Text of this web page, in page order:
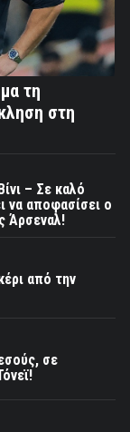
τη
στη
– Σε καλό
να αποφασίσει ο
Άρσεναλ!
από την
σε